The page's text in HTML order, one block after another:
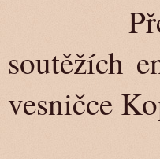
soutěžích
vesničce